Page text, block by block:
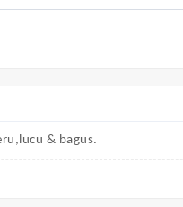
& bagus.